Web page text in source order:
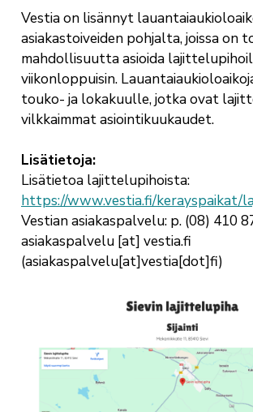
Vestia on lisännyt
asiakastoiveiden pohjalta, joissa on
mahdollisuutta asioida
viikonloppuisin.
touko- ja lokakuulle, jotka ovat
vilkkaimmat asiointikuukaudet.
Lisätietoja:
Lisätietoa lajittelupihoista:
https://www.vestia.fi/kerayspaikat/
Vestian asiakaspalvelu: p. (08) 410
asiakaspalvelu[at] vestia.fi
(asiakaspalvelu[at]vestia[dot]fi)